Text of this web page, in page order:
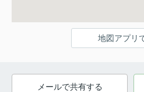
地図アプリ
メールで共有する